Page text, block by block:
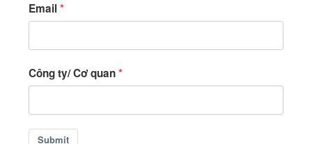
Email
Công ty/ Cơ quan
Submit